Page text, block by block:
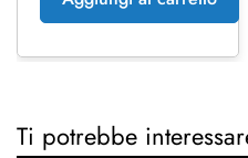
Ti potrebbe